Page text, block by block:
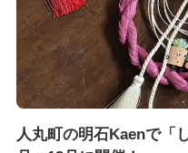
人丸町の明石Kaenで「